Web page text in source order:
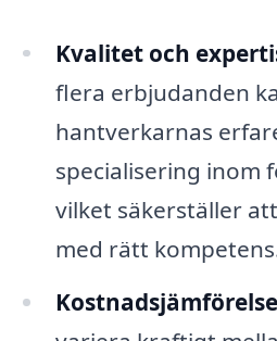
Kvalitet och
flera erbjudanden
hantverkarnas
specialisering inom
vilket säkerställer
med rätt